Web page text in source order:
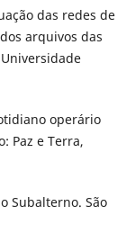
das redes de
arquivos das
operário
Paz e Terra,
Subalterno. São